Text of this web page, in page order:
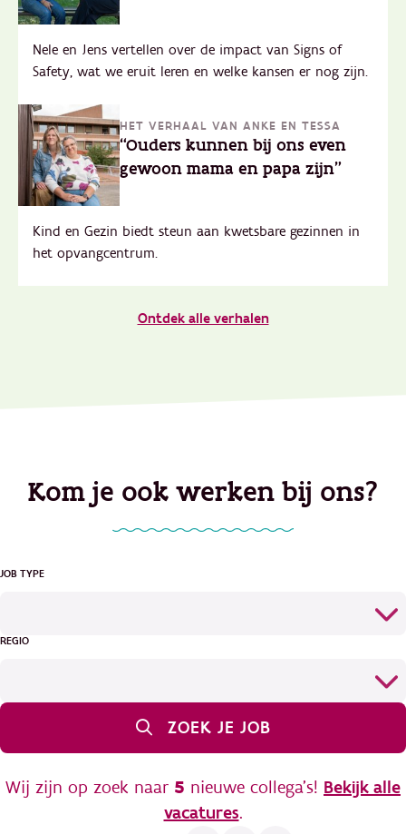
Nele en Jens vertellen over de impact van Signs of
Safety, wat we eruit leren en welke kansen er nog zijn.
HET VERHAAL VAN ANKE EN TESSA
“Ouders kunnen bij ons even
gewoon mama en papa zijn"
Kind en Gezin biedt steun aan kwetsbare gezinnen in
het opvangcentrum.
Ontdek alle verhalen
Kom je ook werken bij ons?
JOB TYPE
REGIO
ZOEK JE JOB
Wij zijn op zoek naar 5 nieuwe collega's! Bekijk alle
vacatures.